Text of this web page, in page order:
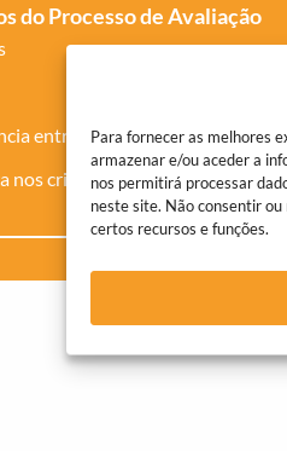
Para fornecer as melhores
armazenar e/ou aceder a
nos permitirá processar
neste site. Não consentir
certos recursos e funções.
do Processo de Avaliação
entre avaliadores
nos critérios e consequências
O